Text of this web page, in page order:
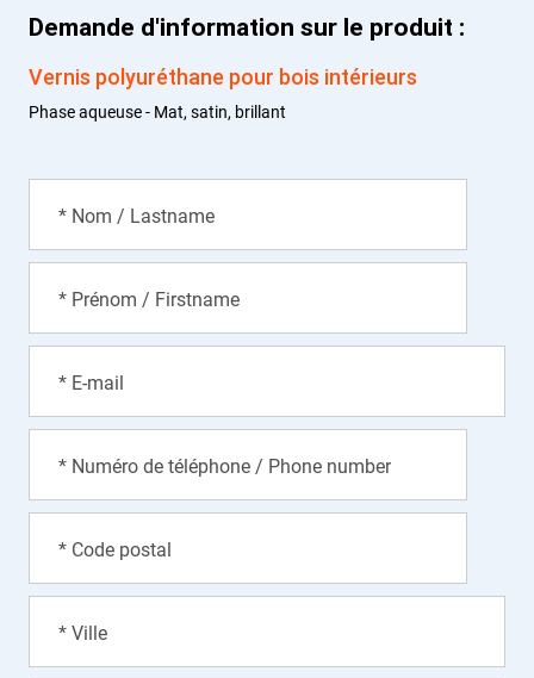
Demande d'information sur le produit :
Vernis polyuréthane pour bois intérieurs
Phase aqueuse - Mat, satin, brillant
* Nom / Lastname
* Prénom / Firstname
* E-mail
* Numéro de téléphone / Phone number
* Code postal
* Ville